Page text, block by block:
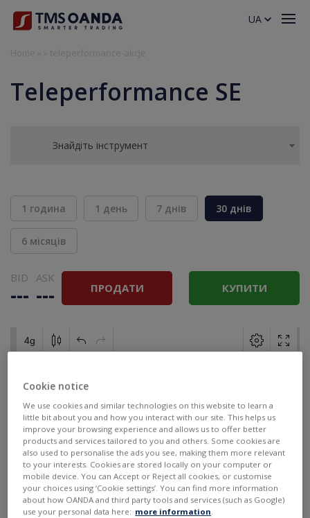
Teleperformance SE
Знайдіть інструмент
1 година 1 день 7 днів 30 днів
6 місяців
BID
---
ASK
--- ПРОДАТИ КУПИТИ
UA
Cookie notice
We use cookies and similar technologies on this website to learn a
little bit about you and how you interact with our site. This helps us
improve your browsing experience and allows us to offer better
products and services tailored to you and others. Some cookies are
also used to personalise the ads you see, making them more relevant
to your interests. Cookies are stored locally on your computer or
mobile device. You can Accept or Reject all cookies, or customise
your choices using ‘Cookie settings’. You can find more information
about how OANDA and third party tools and services (such as Google)
use your personal data here: more information.